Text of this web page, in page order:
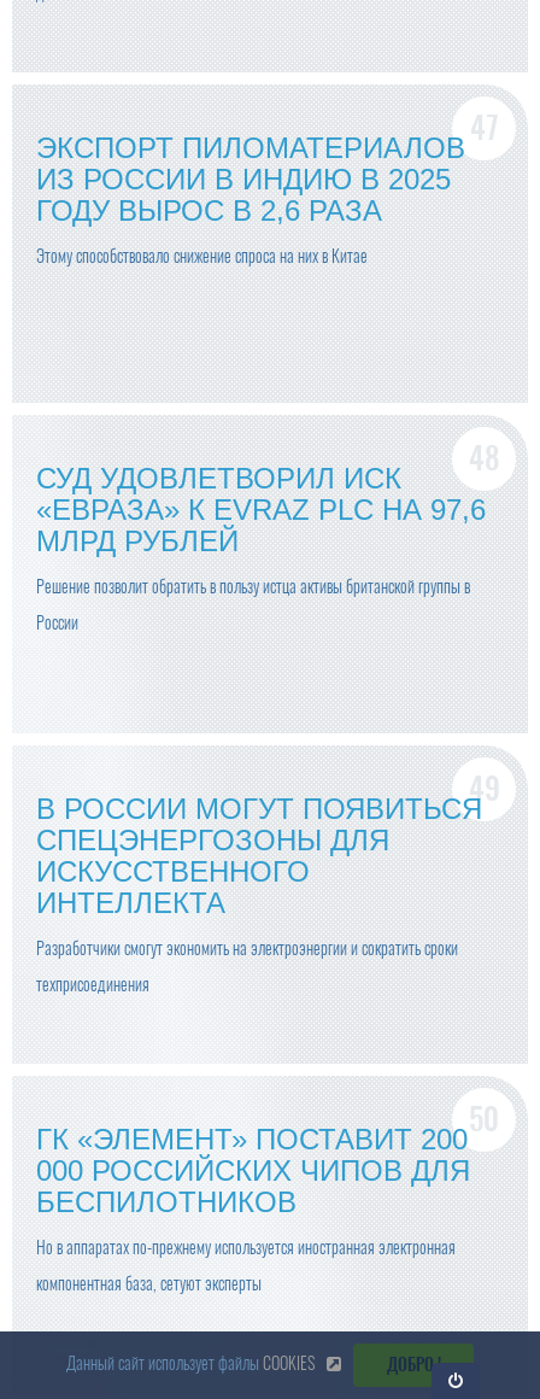
ЭКСПОРТ ПИЛОМАТЕРИАЛОВ
ИЗ РОССИИ В ИНДИЮ В 2025
ГОДУ ВЫРОС В 2,6 РАЗА
Этому способствовало снижение спроса на них в Китае
СУД УДОВЛЕТВОРИЛ ИСК
«ЕВРАЗА» К EVRAZ PLC НА 97,6
МЛРД РУБЛЕЙ
Решение позволит обратить в пользу истца активы британской группы в
России
В РОССИИ МОГУТ ПОЯВИТЬСЯ
СПЕЦЭНЕРГОЗОНЫ ДЛЯ
ИСКУССТВЕННОГО
ИНТЕЛЛЕКТА
Разработчики смогут экономить на электроэнергии и сократить сроки
техприсоединения
ГК «ЭЛЕМЕНТ» ПОСТАВИТ 200
000 РОССИЙСКИХ ЧИПОВ ДЛЯ
БЕСПИЛОТНИКОВ
Но в аппаратах по-прежнему используется иностранная электронная
компонентная база, сетуют эксперты
Данный сайт использует файлы COOKIES ДОБРО !
Откр